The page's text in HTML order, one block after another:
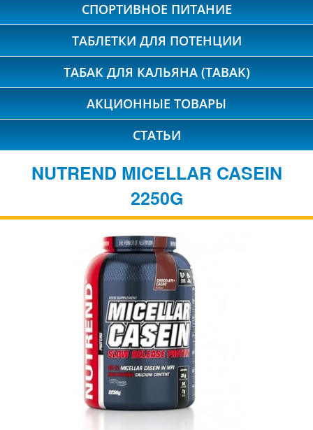
СПОРТИВНОЕ ПИТАНИЕ
ТАБЛЕТКИ ДЛЯ ПОТЕНЦИИ
ТАБАК ДЛЯ КАЛЬЯНА (TABAK)
АКЦИОННЫЕ ТОВАРЫ
СТАТЬИ
NUTREND MICELLAR CASEIN
2250G